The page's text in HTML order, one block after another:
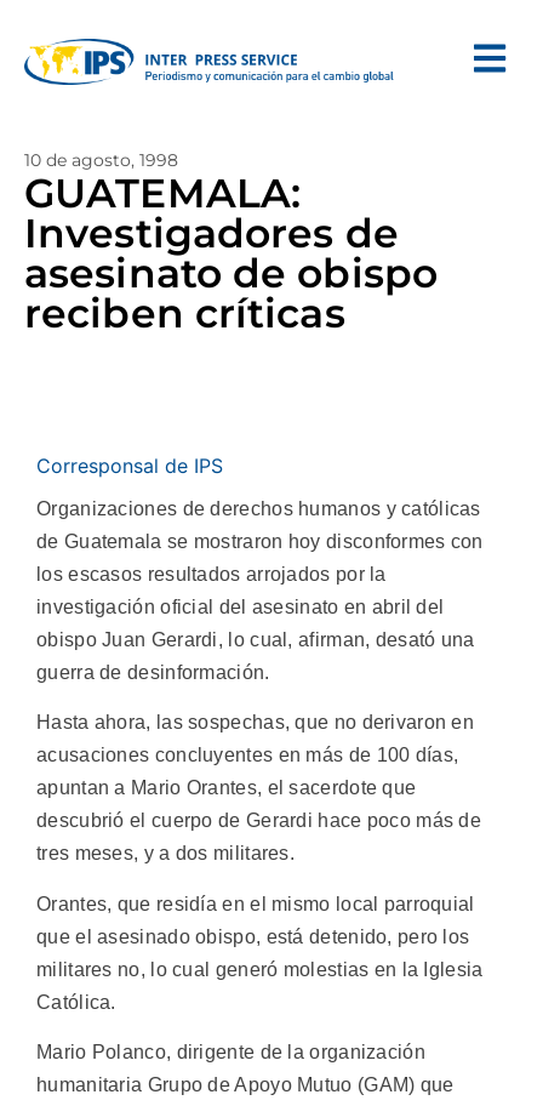
10 de agosto, 1998
GUATEMALA:
Investigadores de
asesinato de obispo
reciben críticas
Corresponsal de IPS
Organizaciones de derechos humanos y católicas
de Guatemala se mostraron hoy disconformes con
los escasos resultados arrojados por la
investigación oficial del asesinato en abril del
obispo Juan Gerardi, lo cual, afirman, desató una
guerra de desinformación.
Hasta ahora, las sospechas, que no derivaron en
acusaciones concluyentes en más de 100 días,
apuntan a Mario Orantes, el sacerdote que
descubrió el cuerpo de Gerardi hace poco más de
tres meses, y a dos militares.
Orantes, que residía en el mismo local parroquial
que el asesinado obispo, está detenido, pero los
militares no, lo cual generó molestias en la Iglesia
Católica.
Mario Polanco, dirigente de la organización
humanitaria Grupo de Apoyo Mutuo (GAM) que